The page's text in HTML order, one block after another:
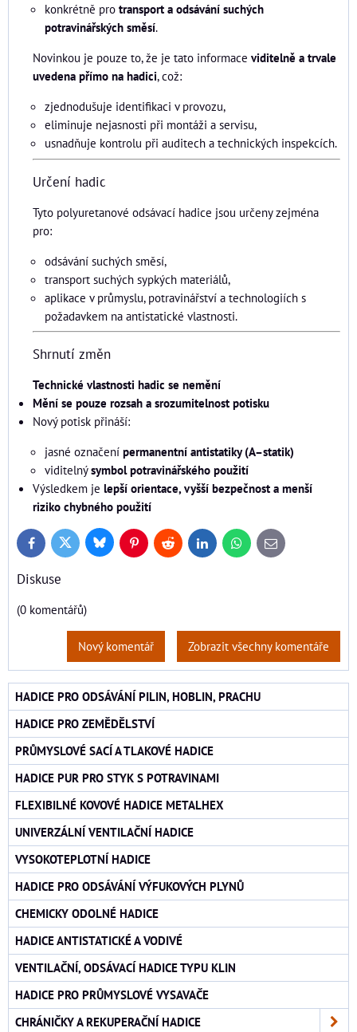
konkrétně pro transport a odsávání suchých
potravinářských směsí.
Novinkou je pouze to, že je tato informace viditelně a trvale
uvedena přímo na hadici, což:
zjednodušuje identifikaci v provozu,
eliminuje nejasnosti při montáži a servisu,
usnadňuje kontrolu při auditech a technických inspekcích.
Určení hadic
Tyto polyuretanové odsávací hadice jsou určeny zejména
pro:
odsávání suchých směsí,
transport suchých sypkých materiálů,
aplikace v průmyslu, potravinářství a technologiích s
požadavkem na antistatické vlastnosti.
Shrnutí změn
Technické vlastnosti hadic se nemění
Mění se pouze rozsah a srozumitelnost potisku
Nový potisk přináší:
jasné označení permanentní antistatiky (A–statik)
viditelnýsymbol potravinářského použití
Výsledkem je lepší orientace, vyšší bezpečnost a menší
riziko chybného použití
FacebookTwitter BlueskyPinterestReddit LinkedInWhatsApp
E-
mail
Diskuse
(0 komentářů)
Zobrazit všechny komentáře
Nový komentář
HADICE PRO ODSÁVÁNÍ PILIN, HOBLIN, PRACHU
HADICE PRO ZEMĚDĚLSTVÍ
PRŮMYSLOVÉ SACÍ A TLAKOVÉ HADICE
HADICE PUR PRO STYK S POTRAVINAMI
FLEXIBILNÉ KOVOVÉ HADICE METALHEX
UNIVERZÁLNÍ VENTILAČNÍ HADICE
VYSOKOTEPLOTNÍ HADICE
HADICE PRO ODSÁVÁNÍ VÝFUKOVÝCH PLYNŮ
CHEMICKY ODOLNÉ HADICE
HADICE ANTISTATICKÉ A VODIVÉ
VENTILAČNÍ, ODSÁVACÍ HADICE TYPU KLIN
HADICE PRO PRŮMYSLOVÉ VYSAVAČE
CHRÁNIČKY A REKUPERAČNÍ HADICE